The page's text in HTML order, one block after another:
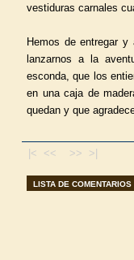
vestiduras carnales
Hemos de entregar
lanzarnos a la
esconda, que los
en una caja de
quedan y que
|< << >> >|
LISTA DE COMENTARIOS